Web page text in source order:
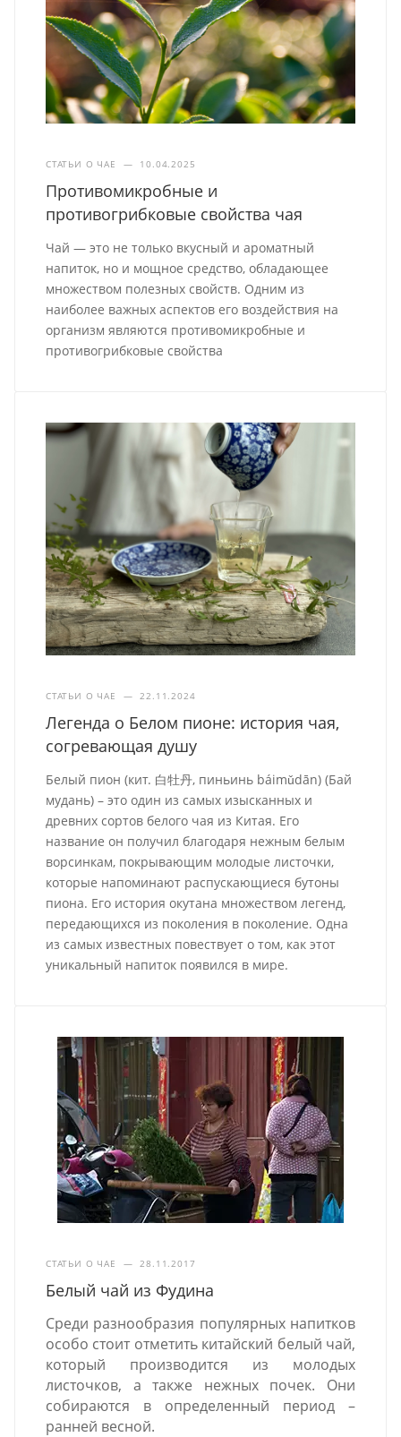
СТАТЬИ О ЧАЕ — 10.04.2025
Противомикробные и
противогрибковые свойства чая
Чай — это не только вкусный и ароматный
напиток, но и мощное средство, обладающее
множеством полезных свойств. Одним из
наиболее важных аспектов его воздействия на
организм являются противомикробные и
противогрибковые свойства
СТАТЬИ О ЧАЕ — 22.11.2024
Легенда о Белом пионе: история чая,
согревающая душу
Белый пион (кит. 白牡丹, пиньинь báimǔdān) (Бай
мудань) – это один из самых изысканных и
древних сортов белого чая из Китая. Его
название он получил благодаря нежным белым
ворсинкам, покрывающим молодые листочки,
которые напоминают распускающиеся бутоны
пиона. Его история окутана множеством легенд,
передающихся из поколения в поколение. Одна
из самых известных повествует о том, как этот
уникальный напиток появился в мире.
СТАТЬИ О ЧАЕ — 28.11.2017
Белый чай из Фудина
Среди разнообразия популярных напитков
особо стоит отметить китайский белый чай,
который производится из молодых
листочков, а также нежных почек. Они
собираются в определенный период –
ранней весной.